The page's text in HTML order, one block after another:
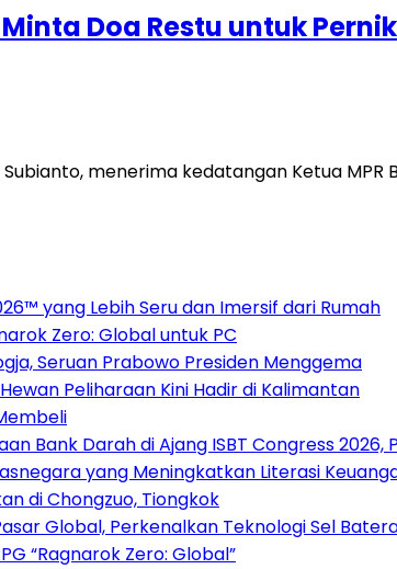
Doa Restu untuk
Subianto, menerima kedatangan Ketua
yang Lebih Seru dan Imersif dari Rumah
Zero: Global untuk PC
Seruan Prabowo Presiden Menggema
Peliharaan Kini Hadir di Kalimantan
Bank Darah di Ajang ISBT Congress
yang Meningkatkan Literasi
di Chongzuo, Tiongkok
Global, Perkenalkan Teknologi Sel
“Ragnarok Zero: Global”